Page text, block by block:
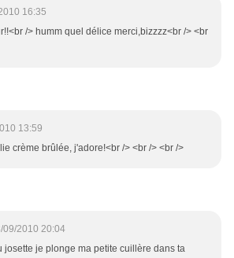
16:35
/> humm quel délice merci,bizzzz<br /> <br
13:59
crème brûlée, j'adore!<br /> <br /> <br />
09/2010 20:04
josette je plonge ma petite cuillère dans ta